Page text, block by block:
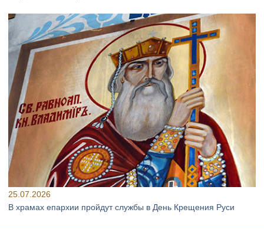
25.07.2026
В храмах епархии пройдут службы в День Крещения Руси